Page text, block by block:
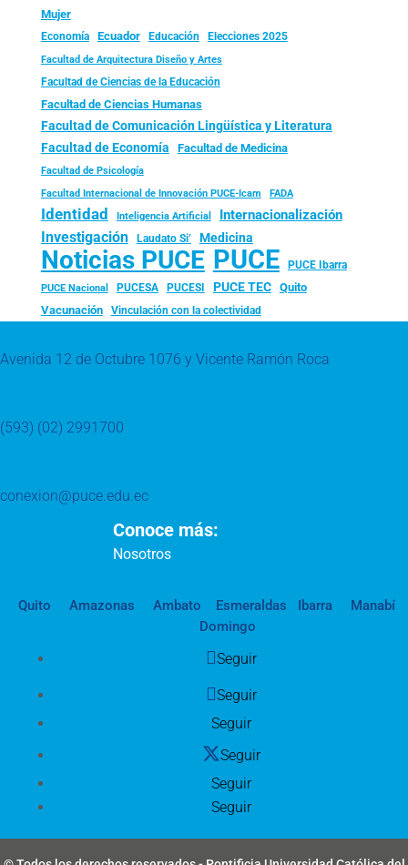
Mujer
Economía Ecuador Educación Elecciones 2025
Facultad de Arquitectura Diseño y Artes
Facultad de Ciencias de la Educación
Facultad de Ciencias Humanas
Facultad de Comunicación Lingüística y Literatura
Facultad de Economía Facultad de Medicina
Facultad de Psicología
Facultad Internacional de Innovación PUCE-Icam FADA
Identidad Inteligencia Artificial Internacionalización
Investigación Laudato Si’ Medicina
Noticias PUCE PUCE PUCE Ibarra
PUCE Nacional PUCESA PUCESI PUCE TEC
Quito
Vacunación
Vinculación con la colectividad
Avenida 12 de Octubre 1076 y Vicente Ramón Roca
(593) (02) 2991700
conexion@puce.edu.ec
Conoce más:
Nosotros
Quito Amazonas Ambato Esmeraldas Ibarra
Manabí
Domingo
Seguir
Seguir
Seguir
Seguir
Seguir
Seguir